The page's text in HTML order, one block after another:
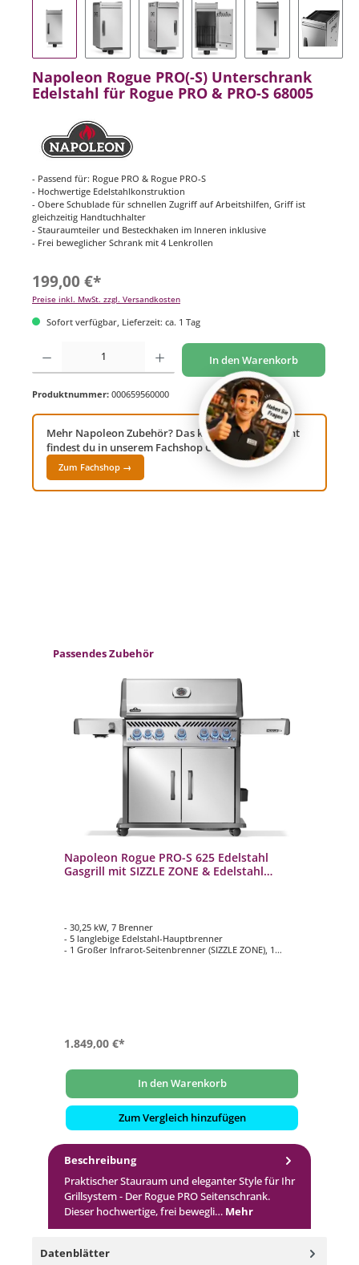
Napoleon Rogue PRO(-S) Unterschrank
Edelstahl für Rogue PRO & PRO-S 68005
- Passend für: Rogue PRO & Rogue PRO-S
- Hochwertige Edelstahlkonstruktion
- Obere Schublade für schnellen Zugriff auf Arbeitshilfen, Griff ist
gleichzeitig Handtuchhalter
- Stauraumteiler und Besteckhaken im Inneren inklusive
- Frei beweglicher Schrank mit 4 Lenkrollen
199,00 €*
Preise inkl. MwSt. zzgl. Versandkosten
Sofort verfügbar, Lieferzeit: ca. 1 Tag
Produkt Anzahl: Gib den gewünschten Wert ein oder benutze die Schaltflächen um
In den Warenkorb
Produktnummer: 000659560000
Mehr Napoleon Zubehör? Das komplette Sortiment
findest du in unserem Fachshop Grillwelt24!
Zum Fachshop →
Produktgalerie überspringen
Passendes Zubehör
Napoleon Rogue PRO-S 625 Edelstahl
Gasgrill mit SIZZLE ZONE & Edelstahl
- 30,25 kW, 7 Brenner
- 5 langlebige Edelstahl-Hauptbrenner
- 1 Großer Infrarot-Seitenbrenner (SIZZLE ZONE), 1
1.849,00 €*
In den Warenkorb
Zum Vergleich hinzufügen
Beschreibung
Praktischer Stauraum und eleganter Style für Ihr
Grillsystem - Der Rogue PRO Seitenschrank.
Dieser hochwertige, frei bewegli… Mehr
Datenblätter